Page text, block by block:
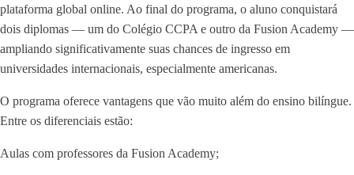
plataforma global online. Ao final do programa, o aluno conquistará
dois diplomas — um do Colégio CCPA e outro da Fusion Academy —
ampliando significativamente suas chances de ingresso em
universidades internacionais, especialmente americanas.
O programa oferece vantagens que vão muito além do ensino bilíngue.
Entre os diferenciais estão:
Aulas com professores da Fusion Academy;